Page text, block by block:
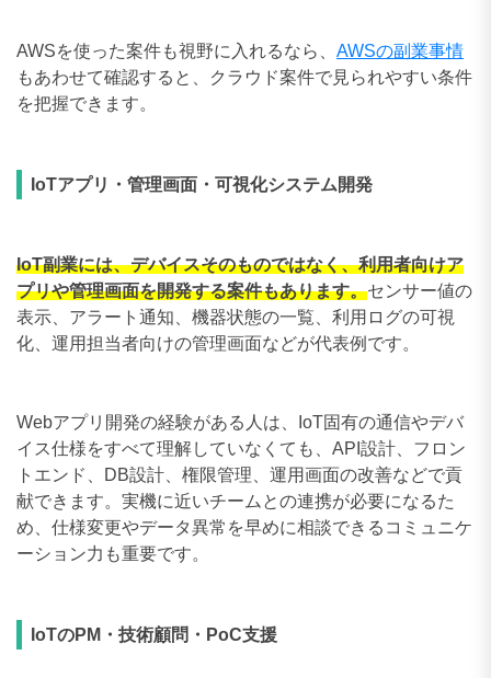
AWSを使った案件も視野に入れるなら、 AWSの副業事情
もあわせて確認すると、クラウド案件で見られやすい条件
を把握できます。
IoTアプリ・管理画面・可視化システム開発
IoT副業には、デバイスそのものではなく、利用者向けア
プリや管理画面を開発する案件もあります。センサー値の
表示、アラート通知、機器状態の一覧、利用ログの可視
化、運用担当者向けの管理画面などが代表例です。
Webアプリ開発の経験がある人は、IoT固有の通信やデバ
イス仕様をすべて理解していなくても、API設計、フロン
トエンド、DB設計、権限管理、運用画面の改善などで貢
献できます。実機に近いチームとの連携が必要になるた
め、仕様変更やデータ異常を早めに相談できるコミュニケ
ーション力も重要です。
IoTのPM・技術顧問・PoC支援